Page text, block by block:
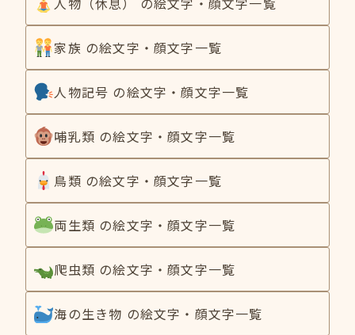
家族 の絵文字・顔文字一覧
人物記号 の絵文字・顔文字一覧
哺乳類 の絵文字・顔文字一覧
鳥類 の絵文字・顔文字一覧
両生類 の絵文字・顔文字一覧
爬虫類 の絵文字・顔文字一覧
海の生き物 の絵文字・顔文字一覧